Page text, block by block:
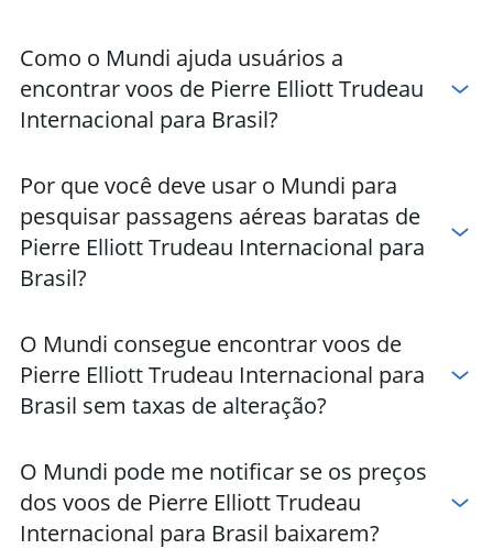
Como o Mundi ajuda usuários a
encontrar voos de Pierre Elliott Trudeau
Internacional para Brasil?
Por que você deve usar o Mundi para
pesquisar passagens aéreas baratas de
Pierre Elliott Trudeau Internacional para
Brasil?
O Mundi consegue encontrar voos de
Pierre Elliott Trudeau Internacional para
Brasil sem taxas de alteração?
O Mundi pode me notificar se os preços
dos voos de Pierre Elliott Trudeau
Internacional para Brasil baixarem?